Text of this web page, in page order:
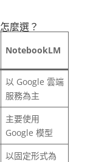
麼選？
NotebookLM
以 Google 雲端
服務為主
主要使用
Google 模型
以固定形式為